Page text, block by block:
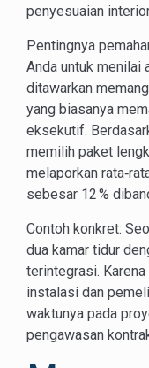
penyesuaian
Pentingnya
Anda untuk menilai
ditawarkan
yang biasanya
eksekutif.
memilih paket
melaporkan
sebesar 12 %
Contoh konkret:
dua kamar tidur
terintegrasi.
instalasi dan
waktunya pada
pengawasan